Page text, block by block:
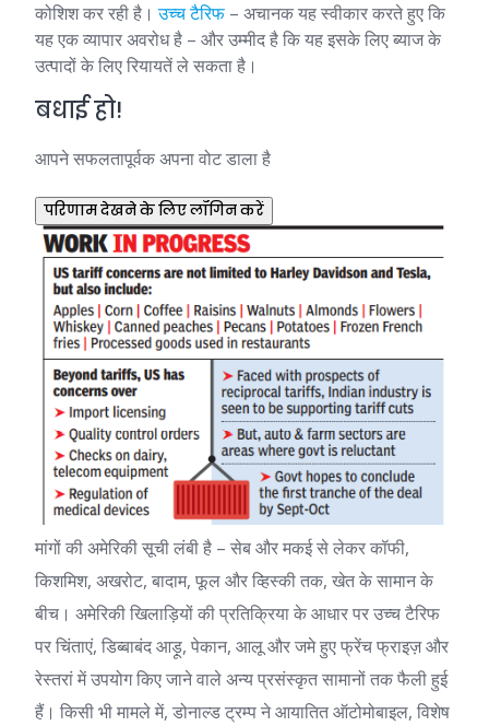
कोशिश कर रही है।उच्च टैरिफ – अचानक यह स्वीकार करते हुए कि
यह एक व्यापार अवरोध है – और उम्मीद है कि यह इसके लिए ब्याज के
उत्पादों के लिए रियायतें ले सकता है।
बधाई हो!
आपने सफलतापूर्वक अपना वोट डाला है
परिणाम देखने के लिए लॉगिन करें
मांगों की अमेरिकी सूची लंबी है – सेब और मकई से लेकर कॉफी,
किशमिश, अखरोट, बादाम, फूल और व्हिस्की तक, खेत के सामान के
बीच। अमेरिकी खिलाड़ियों की प्रतिक्रिया के आधार पर उच्च टैरिफ
पर चिंताएं, डिब्बाबंद आड़ू, पेकान, आलू और जमे हुए फ्रेंच फ्राइज़ और
रेस्तरां में उपयोग किए जाने वाले अन्य प्रसंस्कृत सामानों तक फैली हुई
हैं। किसी भी मामले में, डोनाल्ड ट्रम्प ने आयातित ऑटोमोबाइल, विशेष